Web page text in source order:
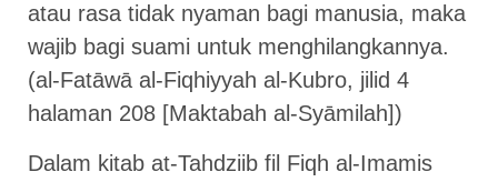
atau rasa tidak nyaman bagi manusia, maka
wajib bagi suami untuk menghilangkannya.
(al-Fatāwā al-Fiqhiyyah al-Kubro, jilid 4
halaman 208 [Maktabah al-Syāmilah])
Dalam kitab at-Tahdziib fil Fiqh al-Imamis